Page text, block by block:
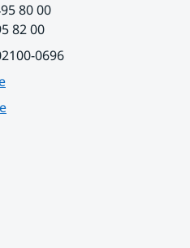
80 00
82 00
0696